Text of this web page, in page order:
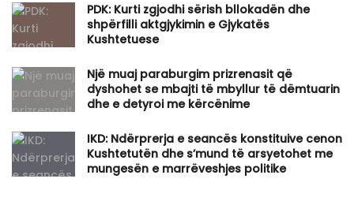
PDK: Kurti zgjodhi sërish bllokadën dhe
shpërfilli aktgjykimin e Gjykatës
Kushtetuese
​Një muaj paraburgim prizrenasit që
dyshohet se mbajti të mbyllur të dëmtuarin
dhe e detyroi me kërcënime
IKD: Ndërprerja e seancës konstituive cenon
Kushtetutën dhe s’mund të arsyetohet me
mungesën e marrëveshjes politike